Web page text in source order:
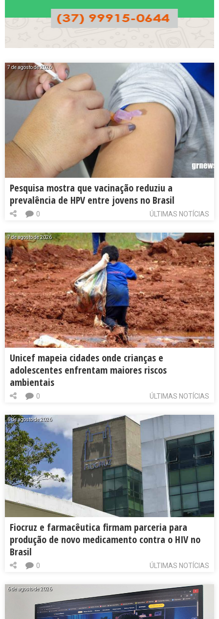
7 de agosto de 2026
Pesquisa mostra que vacinação reduziu a
prevalência de HPV entre jovens no Brasil
ÚLTIMAS NOTÍCIAS
0
7 de agosto de 2026
Unicef mapeia cidades onde crianças e
adolescentes enfrentam maiores riscos
ambientais
ÚLTIMAS NOTÍCIAS
0
6 de agosto de 2026
Fiocruz e farmacêutica firmam parceria para
produção de novo medicamento contra o HIV no
Brasil
ÚLTIMAS NOTÍCIAS
0
6 de agosto de 2026